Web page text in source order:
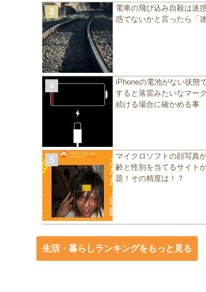
3
電車の飛び込み自殺は迷
惑でないかと言ったら「迷
4
iPhoneの電池がない状態
すると落雷みたいなマー
続ける場合に確かめる事
5
マイクロソフトの顔写真
齢と性別を当てるサイト
題！その精度は！？
生活・暮らしランキングをもっと見る